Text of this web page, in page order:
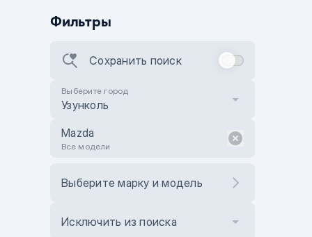
Фильтры
Сохранить поиск
Выберите город
Узунколь
Mazda
Все модели
Выберите марку и модель
Исключить из поиска